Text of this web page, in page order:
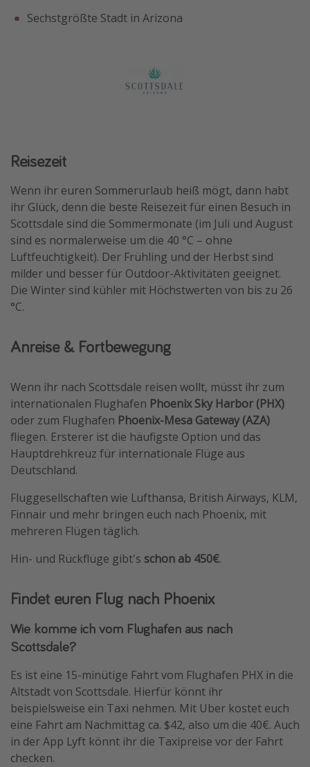
Sechstgrößte Stadt in Arizona
Reisezeit
Wenn ihr euren Sommerurlaub heiß mögt, dann habt
ihr Glück, denn die beste Reisezeit für einen Besuch in
Scottsdale sind die Sommermonate (im Juli und August
sind es normalerweise um die 40 °C – ohne
Luftfeuchtigkeit). Der Frühling und der Herbst sind
milder und besser für Outdoor-Aktivitäten geeignet.
Die Winter sind kühler mit Höchstwerten von bis zu 26
°C.
Anreise & Fortbewegung
Wenn ihr nach Scottsdale reisen wollt, müsst ihr zum
internationalen Flughafen Phoenix Sky Harbor (PHX)
oder zum Flughafen Phoenix-Mesa Gateway (AZA)
fliegen. Ersterer ist die häufigste Option und das
Hauptdrehkreuz für internationale Flüge aus
Deutschland.
Fluggesellschaften wie Lufthansa, British Airways, KLM,
Finnair und mehr bringen euch nach Phoenix, mit
mehreren Flügen täglich.
Hin- und Rückflüge gibt's schon ab 450€.
Findet euren Flug nach Phoenix
Wie komme ich vom Flughafen aus nach
Scottsdale?
Es ist eine 15-minütige Fahrt vom Flughafen PHX in die
Altstadt von Scottsdale. Hierfür könnt ihr
beispielsweise ein Taxi nehmen. Mit Uber kostet euch
eine Fahrt am Nachmittag ca. $42, also um die 40€. Auch
in der App Lyft könnt ihr die Taxipreise vor der Fahrt
checken.